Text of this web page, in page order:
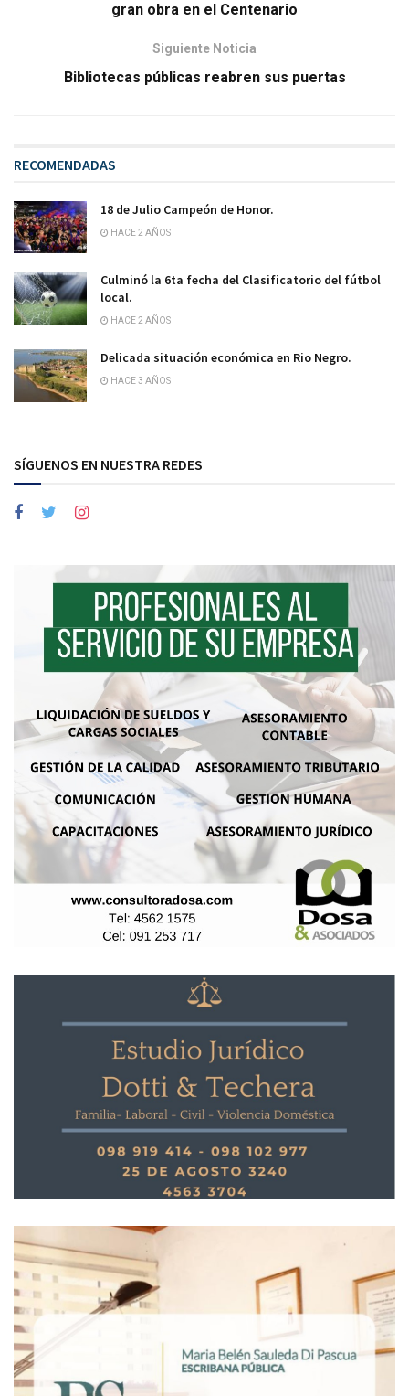
gran obra en el Centenario
Siguiente Noticia
Bibliotecas públicas reabren sus puertas
RECOMENDADAS
18 de Julio Campeón de Honor.
HACE 2 AÑOS
Culminó la 6ta fecha del Clasificatorio del fútbol
local.
HACE 2 AÑOS
Delicada situación económica en Rio Negro.
HACE 3 AÑOS
SÍGUENOS EN NUESTRA REDES